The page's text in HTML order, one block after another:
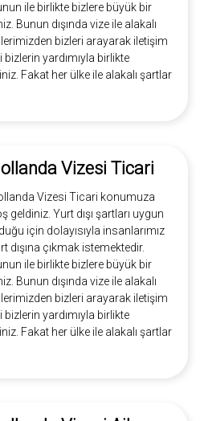
ile birlikte bizlere büyük bir
Bunun dışında vize ile alakalı
bizleri arayarak iletişim
yardımıyla birlikte
Fakat her ülke ile alakalı şartlar
Vizesi Ticari
Vizesi Ticari konumuza
geldiniz. Yurt dışı şartları uygun
için dolayısıyla insanlarımız
dışına çıkmak istemektedir.
ile birlikte bizlere büyük bir
Bunun dışında vize ile alakalı
bizleri arayarak iletişim
yardımıyla birlikte
Fakat her ülke ile alakalı şartlar